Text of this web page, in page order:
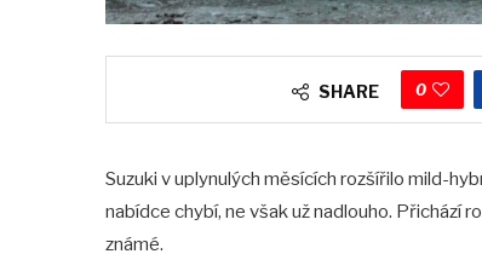
SHARE 0
Suzuki v uplynulých měsících rozšířilo mild-
nabídce chybí, ne však už nadlouho. Přichází
známé.